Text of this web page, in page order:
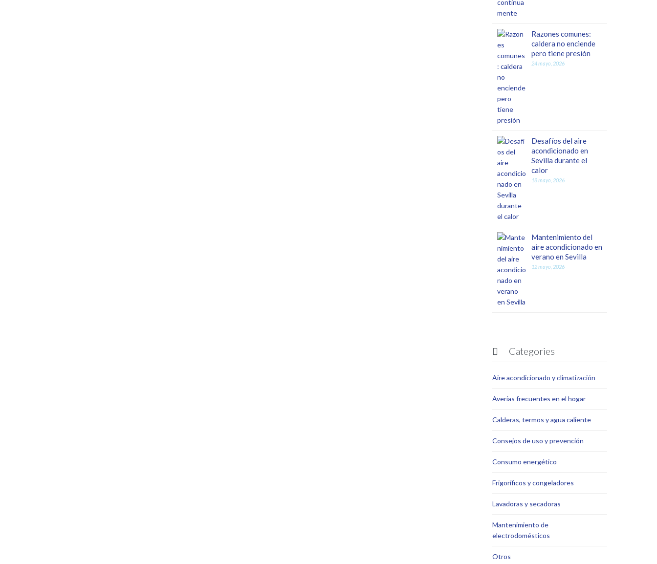
Razones comunes:
caldera no enciende
pero tiene presión
24 mayo, 2026
Desafíos del aire
acondicionado en
Sevilla durante el
calor
18 mayo, 2026
Mantenimiento del
aire acondicionado en
verano en Sevilla
12 mayo, 2026
 Categories
Aire acondicionado y climatización
Averías frecuentes en el hogar
Calderas, termos y agua caliente
Consejos de uso y prevención
Consumo energético
Frigoríficos y congeladores
Lavadoras y secadoras
Mantenimiento de
electrodomésticos
Otros